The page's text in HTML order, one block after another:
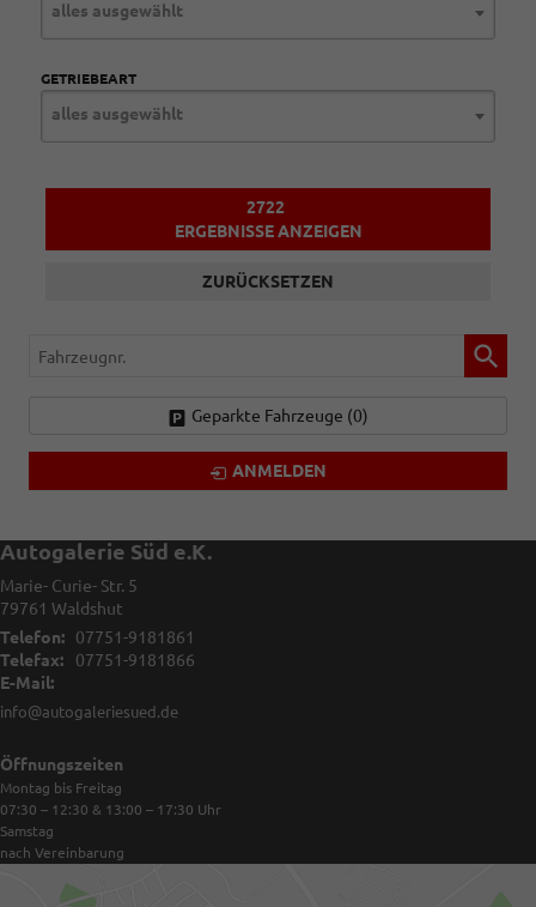
alles ausgewählt
GETRIEBEART
alles ausgewählt
2722
ERGEBNISSE ANZEIGEN
ZURÜCKSETZEN
Fahrzeugnr.
Geparkte Fahrzeuge (0)
ANMELDEN
Autogalerie Süd e.K.
Marie- Curie- Str. 5
79761 Waldshut
Telefon:
07751-9181861
Telefax:
07751-9181866
E-Mail:
info@autogaleriesued.de
Öffnungszeiten
Montag bis Freitag
07:30 – 12:30 & 13:00 – 17:30 Uhr
Samstag
nach Vereinbarung